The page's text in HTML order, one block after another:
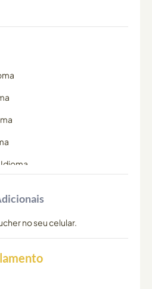
no seu celular.